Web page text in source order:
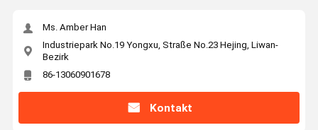
Ms. Amber Han
Industriepark No.19 Yongxu, Straße No.23 Hejing, Liwan-
Bezirk
86-13060901678
Kontakt